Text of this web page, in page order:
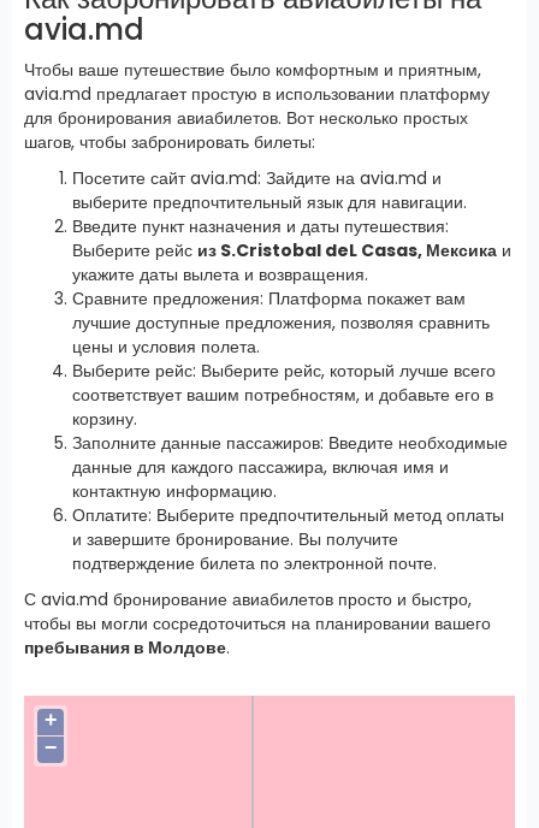
avia.md
Чтобы ваше путешествие было комфортным и приятным,
avia.md предлагает простую в использовании платформу
для бронирования авиабилетов. Вот несколько простых
шагов, чтобы забронировать билеты:
Посетите сайт avia.md: Зайдите на avia.md и
выберите предпочтительный язык для навигации.
Введите пункт назначения и даты путешествия:
Выберите рейс из S.Cristobal deL Casas, Мексика и
укажите даты вылета и возвращения.
Сравните предложения: Платформа покажет вам
лучшие доступные предложения, позволяя сравнить
цены и условия полета.
Выберите рейс: Выберите рейс, который лучше всего
соответствует вашим потребностям, и добавьте его в
корзину.
Заполните данные пассажиров: Введите необходимые
данные для каждого пассажира, включая имя и
контактную информацию.
Оплатите: Выберите предпочтительный метод оплаты
и завершите бронирование. Вы получите
подтверждение билета по электронной почте.
С avia.md бронирование авиабилетов просто и быстро,
чтобы вы могли сосредоточиться на планировании вашего
пребывания в Молдове.
+
−